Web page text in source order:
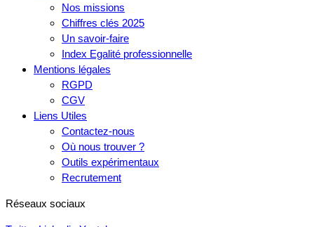
Nos missions
Chiffres clés 2025
Un savoir-faire
Index Egalité professionnelle
Mentions légales
RGPD
CGV
Liens Utiles
Contactez-nous
Où nous trouver ?
Outils expérimentaux
Recrutement
Réseaux sociaux